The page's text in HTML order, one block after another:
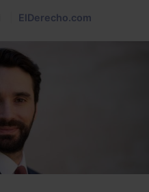
ElDerecho.com